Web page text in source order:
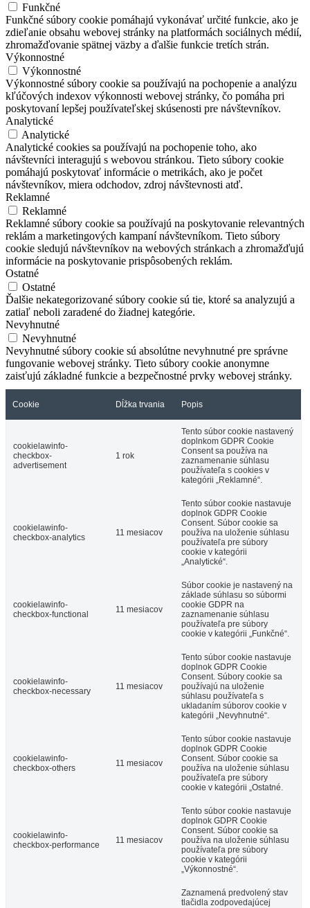
Funkčné
Funkčné súbory cookie pomáhajú vykonávať určité funkcie, ako je
zdieľanie obsahu webovej stránky na platformách sociálnych médií,
zhromažďovanie spätnej väzby a ďalšie funkcie tretích strán.
Výkonnostné
Výkonnostné
Výkonnostné súbory cookie sa používajú na pochopenie a analýzu
kľúčových indexov výkonnosti webovej stránky, čo pomáha pri
poskytovaní lepšej používateľskej skúsenosti pre návštevníkov.
Analytické
Analytické
Analytické cookies sa používajú na pochopenie toho, ako
návštevníci interagujú s webovou stránkou. Tieto súbory cookie
pomáhajú poskytovať informácie o metrikách, ako je počet
návštevníkov, miera odchodov, zdroj návštevnosti atď.
Reklamné
Reklamné
Reklamné súbory cookie sa používajú na poskytovanie relevantných
reklám a marketingových kampaní návštevníkom. Tieto súbory
cookie sledujú návštevníkov na webových stránkach a zhromažďujú
informácie na poskytovanie prispôsobených reklám.
Ostatné
Ostatné
Ďalšie nekategorizované súbory cookie sú tie, ktoré sa analyzujú a
zatiaľ neboli zaradené do žiadnej kategórie.
Nevyhnutné
Nevyhnutné
Nevyhnutné súbory cookie sú absolútne nevyhnutné pre správne
fungovanie webovej stránky. Tieto súbory cookie anonymne
zaisťujú základné funkcie a bezpečnostné prvky webovej stránky.
Cookie Dĺžka trvania Popis
cookielawinfo-
checkbox-
advertisement
1 rok
Tento súbor cookie nastavený
doplnkom GDPR Cookie
Consent sa používa na
zaznamenanie súhlasu
používateľa s cookies v
kategórii „Reklamné“.
cookielawinfo-
checkbox-analytics
11 mesiacov
Tento súbor cookie nastavuje
doplnok GDPR Cookie
Consent. Súbor cookie sa
používa na uloženie súhlasu
používateľa pre súbory
cookie v kategórii
„Analytické“.
cookielawinfo-
checkbox-functional
11 mesiacov
Súbor cookie je nastavený na
základe súhlasu so súbormi
cookie GDPR na
zaznamenanie súhlasu
používateľa pre súbory
cookie v kategórii „Funkčné“.
cookielawinfo-
checkbox-necessary
11 mesiacov
Tento súbor cookie nastavuje
doplnok GDPR Cookie
Consent. Súbory cookie sa
používajú na uloženie
súhlasu používateľa s
ukladaním súborov cookie v
kategórii „Nevyhnutné“.
cookielawinfo-
checkbox-others
11 mesiacov
Tento súbor cookie nastavuje
doplnok GDPR Cookie
Consent. Súbor cookie sa
používa na uloženie súhlasu
používateľa pre súbory
cookie v kategórii „Ostatné.
cookielawinfo-
checkbox-performance
11 mesiacov
Tento súbor cookie nastavuje
doplnok GDPR Cookie
Consent. Súbor cookie sa
používa na uloženie súhlasu
používateľa pre súbory
cookie v kategórii
„Výkonnostné“.
Zaznamená predvolený stav
tlačidla zodpovedajúcej